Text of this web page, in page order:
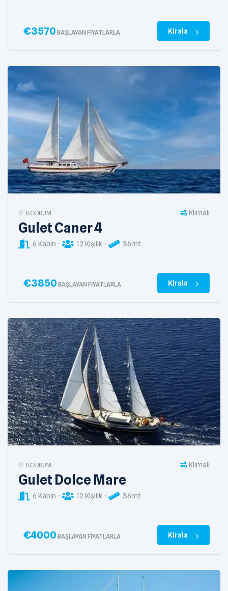
€3570 BAŞLAYAN FIYATLARLA Kirala
BODRUM Klimalı
Gulet Caner 4
6 Kabin 12 Kişilik 36mt
€3850 BAŞLAYAN FIYATLARLA Kirala
BODRUM Klimalı
Gulet Dolce Mare
6 Kabin 12 Kişilik 36mt
€4000 BAŞLAYAN FIYATLARLA Kirala